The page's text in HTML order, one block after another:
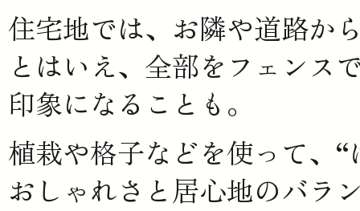
住宅地では、お隣や道路か
とはいえ、全部をフェンス
印象になることも。
植栽や格子などを使って、
おしゃれさと居心地のバラ